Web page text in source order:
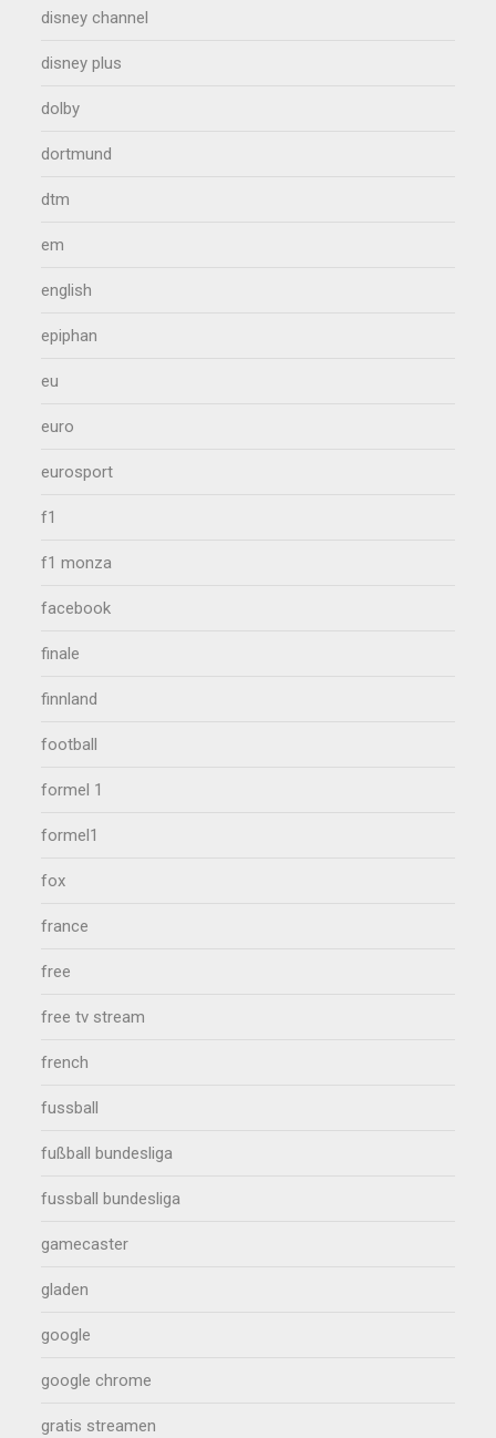
disney channel
disney plus
dolby
dortmund
dtm
em
english
epiphan
eu
euro
eurosport
f1
f1 monza
facebook
finale
finnland
football
formel 1
formel1
fox
france
free
free tv stream
french
fussball
fußball bundesliga
fussball bundesliga
gamecaster
gladen
google
google chrome
gratis streamen